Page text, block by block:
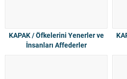
KAPAK / Öfkelerini Yenerler ve
İnsanları Affederler